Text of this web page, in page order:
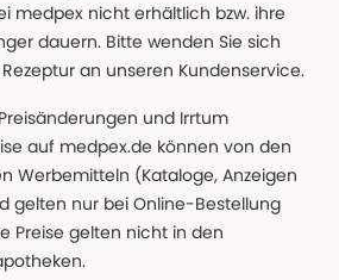
medpex nicht erhältlich bzw. ihre
dauern. Bitte wenden Sie sich
an unseren Kundenservice.
und Irrtum
auf medpex.de können von den
Werbemitteln (Kataloge, Anzeigen
gelten nur bei Online-Bestellung
Preise gelten nicht in den